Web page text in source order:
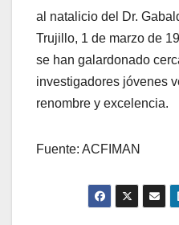
al natalicio del Dr.
Trujillo, 1 de marzo de
se han galardonado
investigadores jóvenes
renombre y excelencia.
Fuente: ACFIMAN